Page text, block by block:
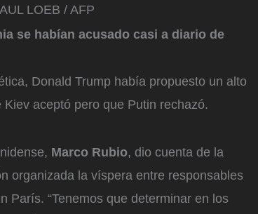
LOEB / AFP
se habían acusado casi a diario de
Donald Trump había propuesto un alto
aceptó pero que Putin rechazó.
Marco Rubio, dio cuenta de la
organizada la víspera entre responsables
París. “Tenemos que determinar en los